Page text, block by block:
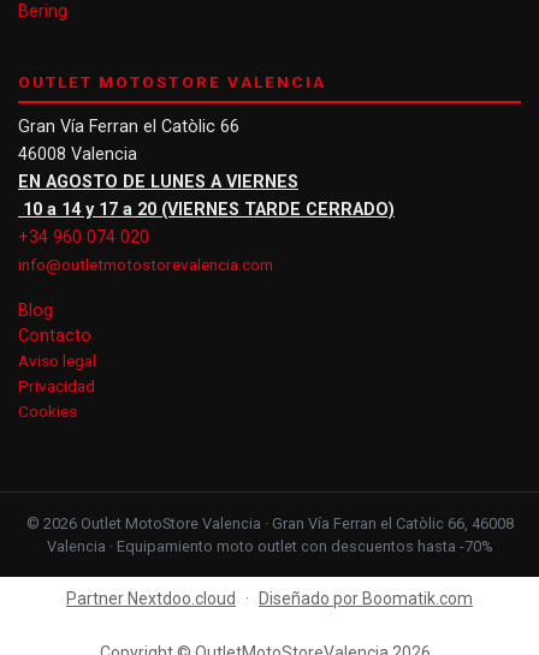
Bering
OUTLET MOTOSTORE VALENCIA
Gran Vía Ferran el Catòlic 66
46008 Valencia
EN AGOSTO DE LUNES A VIERNES
10 a 14 y 17 a 20 (VIERNES TARDE CERRADO)
+34 960 074 020
info@outletmotostorevalencia.com
Blog
Contacto
Aviso legal
Privacidad
Cookies
© 2026 Outlet MotoStore Valencia · Gran Vía Ferran el Catòlic 66, 46008
Valencia · Equipamiento moto outlet con descuentos hasta -70%
Partner Nextdoo.cloud · Diseñado por Boomatik.com